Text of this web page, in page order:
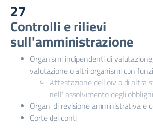
27
Controlli e rilievi
sull'amministrazione
Organismi indipendenti di
valutazione o altri organismi con
Attestazione dell'oiv o di altra
nell' assolvimento degli
Organi di revisione amministrativa e
Corte dei conti